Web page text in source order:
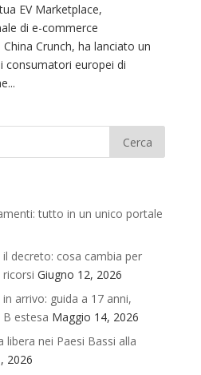
EV Marketplace,
di e-commerce
Crunch, ha lanciato un
consumatori europei di
tutto in un unico portale
decreto: cosa cambia per
Giugno 12, 2026
arrivo: guida a 17 anni,
estesa Maggio 14, 2026
libera nei Paesi Bassi alla
2026